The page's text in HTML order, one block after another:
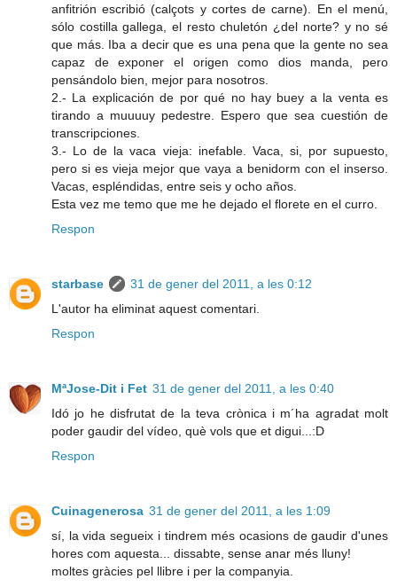
anfitrión escribió (calçots y cortes de carne). En el menú,
sólo costilla gallega, el resto chuletón ¿del norte? y no sé
que más. Iba a decir que es una pena que la gente no sea
capaz de exponer el origen como dios manda, pero
pensándolo bien, mejor para nosotros.
2.- La explicación de por qué no hay buey a la venta es
tirando a muuuuy pedestre. Espero que sea cuestión de
transcripciones.
3.- Lo de la vaca vieja: inefable. Vaca, si, por supuesto,
pero si es vieja mejor que vaya a benidorm con el inserso.
Vacas, espléndidas, entre seis y ocho años.
Esta vez me temo que me he dejado el florete en el curro.
Respon
starbase
31 de gener del 2011, a les 0:12
L'autor ha eliminat aquest comentari.
Respon
MªJose-Dit i Fet 31 de gener del 2011, a les 0:40
Idó jo he disfrutat de la teva crònica i m´ha agradat molt
poder gaudir del vídeo, què vols que et digui...:D
Respon
Cuinagenerosa 31 de gener del 2011, a les 1:09
sí, la vida segueix i tindrem més ocasions de gaudir d'unes
hores com aquesta... dissabte, sense anar més lluny!
moltes gràcies pel llibre i per la companyia.